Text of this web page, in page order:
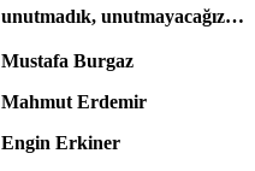
unutmadık, unutmayacağız…
Mustafa Burgaz
Mahmut Erdemir
Engin Erkiner